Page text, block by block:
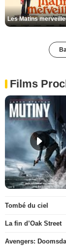
Films
Tombé du ciel
La fin d’Oak Street
Avengers: